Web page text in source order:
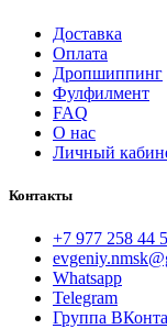
Доставка
Оплата
Дропшиппинг
Фулфилмент
FAQ
О нас
Личный
Контакты
+7 977 258 44
Whatsapp
Telegram
Группа